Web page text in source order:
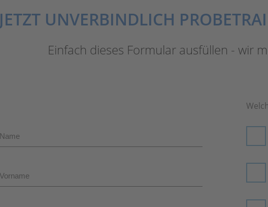
JETZT UNVERBINDLICH
Einfach dieses Formular ausfüllen - wir